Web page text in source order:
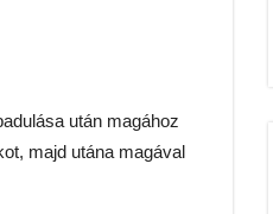
után magához
majd utána magával